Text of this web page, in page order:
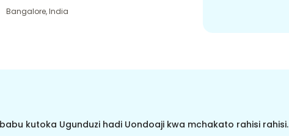
Bangalore,India
kutoka Ugunduzi hadi Uondoaji kwa mchakato rahisi rahisi.